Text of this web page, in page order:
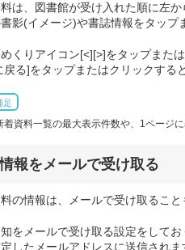
は、図書館が受け入れた順に左か
影(イメージ)や書誌情報をタップ
くりアイコン[<][>]をタップまた
戻る]をタップまたはクリックする
足
着資料一覧の最大表示件数や、1ページ
報をメールで受け取る
の情報は、メールで受け取ること
をメールで受け取る設定をして
したメールアドレスに送信されま